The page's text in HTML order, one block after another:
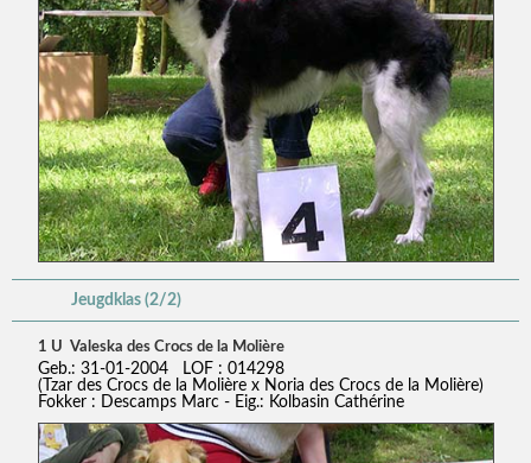
Jeugdklas (2/2)
1 U Valeska des Crocs de la Molière
Geb.: 31-01-2004 LOF : 014298
(Tzar des Crocs de la Molière x Noria des Crocs de la Molière)
Fokker : Descamps Marc - Eig.: Kolbasin Cathérine